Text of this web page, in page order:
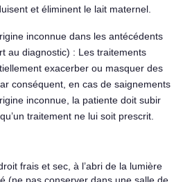
et éliminent le lait maternel.
inconnue dans les antécédents
au diagnostic) : Les traitements
exacerber ou masquer des
conséquent, en cas de saignements
inconnue, la patiente doit subir
traitement ne lui soit prescrit.
frais et sec, à l’abri de la lumière